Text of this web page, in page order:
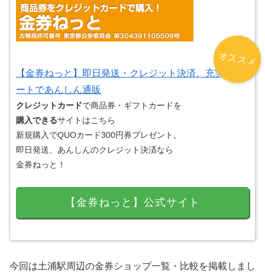
【金券ねっと】即日発送・クレジット決済。充実サポ
ートであんしん通販
クレジットカードで商品券・ギフトカードを
購入できるサイトはこちら
新規購入でQUOカード300円券プレゼント。
即日発送、あんしんのクレジット決済なら
金券ねっと！
【金券ねっと】公式サイト
オススメ
今回は土浦駅周辺の金券ショップ一覧・比較を掲載しまし